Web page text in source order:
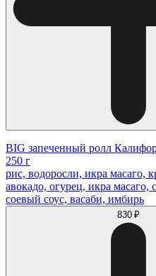
BIG запеченный ролл
250 г
рис, водоросли, икра масаго,
авокадо, огурец, икра масаго,
соевый соус, васаби, имбирь
830 ₽